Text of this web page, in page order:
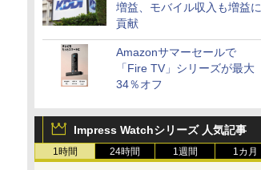
増益、モバイル収入も増益に
貢献
Amazonサマーセールで
「Fire TV」シリーズが最大
34％オフ
Impress Watchシリーズ 人気記事
1時間 24時間 1週間 1カ月